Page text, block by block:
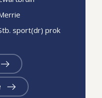
sport(dr) prok